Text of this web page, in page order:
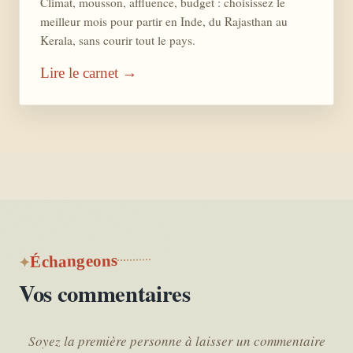
meilleur mois pour partir en Inde, du Rajasthan au
Kerala, sans courir tout le pays.
Lire le carnet →
Échangeons
Vos commentaires
Soyez la première personne à laisser un commentaire